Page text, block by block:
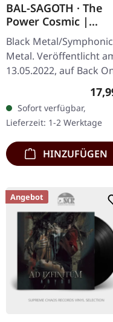
BAL-SAGOTH · The
Power Cosmic |
CLEAR/BLUE LP
Black Metal/Symphonic
Metal. Veröffentlicht
13.05.2022, auf Back
Black. Clear Vinyl mit
blauen Splattern im
Gatefold-Cover. Bal-
Sagoth liefern…
Sofort verfügbar,
Lieferzeit: 1-2 Werktage
HINZUFÜGEN
Angebot